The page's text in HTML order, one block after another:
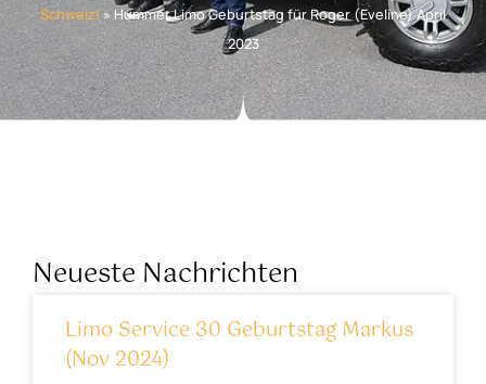
Schweiz!» Hummer Limo Geburtstag für Roger (Eveline) April
2023
Neueste Nachrichten
Limo Service 30 Geburtstag Markus
(Nov 2024)